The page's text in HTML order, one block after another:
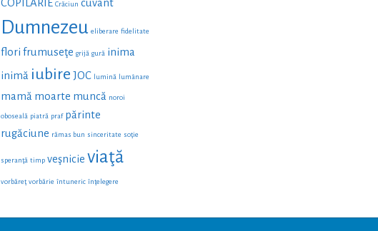
COPILĂRIE Crăciun cuvânt
Dumnezeu eliberare fidelitate
flori frumuseţe grijă gură inima
inimă iubire JOC lumină lumânare
mamă moarte muncă noroi
oboseală piatră praf părinte
rugăciune rămas bun sinceritate soţie
speranţă timp veşnicie viaţă
vorbăreţ vorbărie întuneric înţelegere